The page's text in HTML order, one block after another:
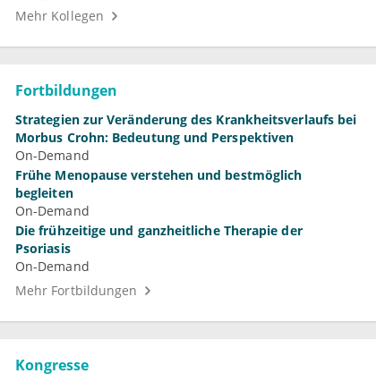
Mehr Kollegen
Fortbildungen
Strategien zur Veränderung des Krankheitsverlaufs bei
Morbus Crohn: Bedeutung und Perspektiven
On-Demand
Frühe Menopause verstehen und bestmöglich
begleiten
On-Demand
Die frühzeitige und ganzheitliche Therapie der
Psoriasis
On-Demand
Mehr Fortbildungen
Kongresse